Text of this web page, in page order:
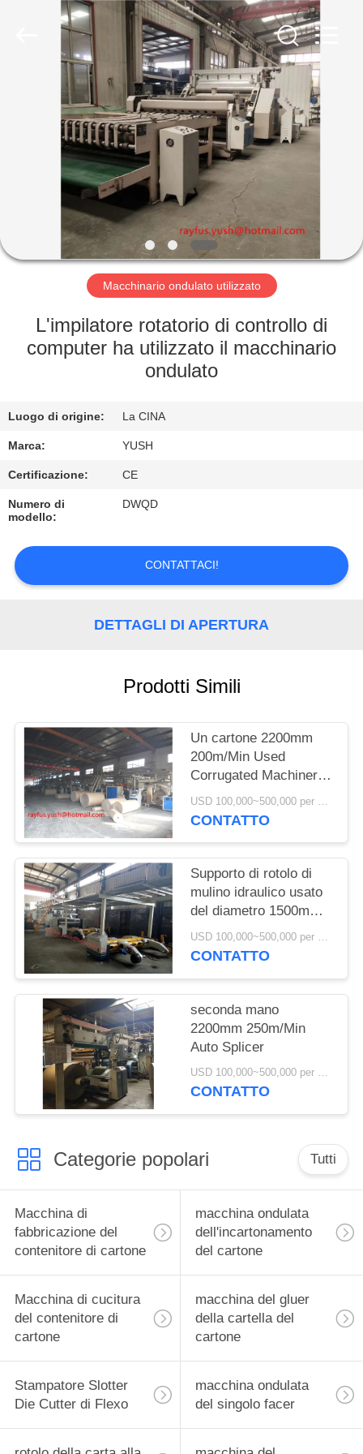
CASA
PRODOTTI
CIRCA
GIRO
FABBRICA
CONTROLLO
QUALITÀ
CONTATTICI
RICHIEDA
UNA
CITAZIONE
cartonboxmanufacturingmachine.com.
Macchinario ondulato utilizzato
L'impilatore rotatorio di controllo di
computer ha utilizzato il macchinario
ondulato
Luogo di origine: La CINA
Marca: YUSH
Certificazione: CE
Numero di
modello:
DWQD
CONTATTACI!
DETTAGLI DI APERTURA
Prodotti Simili
Un cartone 2200mm
200m/Min Used
Corrugated Machinery
di 7 strati
USD 100,000~500,000 per set MOQ:1 insieme
CONTATTO
Supporto di rotolo di
mulino idraulico usato
del diametro 1500mm
Shaftless di larghezza
2200mm
USD 100,000~500,000 per set MOQ:1 insieme
CONTATTO
seconda mano
2200mm 250m/Min
Auto Splicer
USD 100,000~500,000 per set MOQ:1 insieme
CONTATTO
Categorie popolari Tutti
Macchina di
fabbricazione del
contenitore di cartone
macchina ondulata
dell'incartonamento
del cartone
Macchina di cucitura
del contenitore di
cartone
macchina del gluer
della cartella del
cartone
Stampatore Slotter
Die Cutter di Flexo
macchina ondulata
del singolo facer